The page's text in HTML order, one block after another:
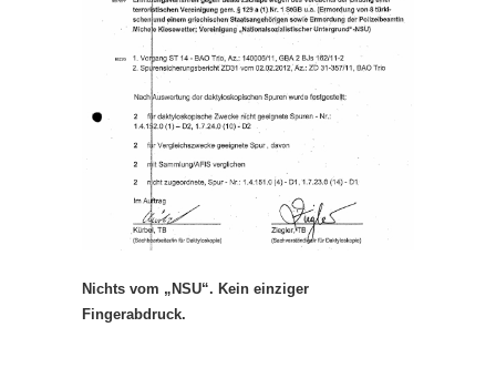
Nichts vom „NSU“. Kein einziger
Fingerabdruck.